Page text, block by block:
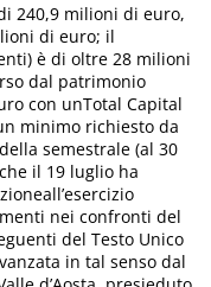
240,9 milioni di euro,
di euro; il
è di oltre 28 milioni
dal patrimonio
con unTotal Capital
minimo richiesto da
semestrale (al 30
il 19 luglio ha
nei confronti del
del Testo Unico
in tal senso dal